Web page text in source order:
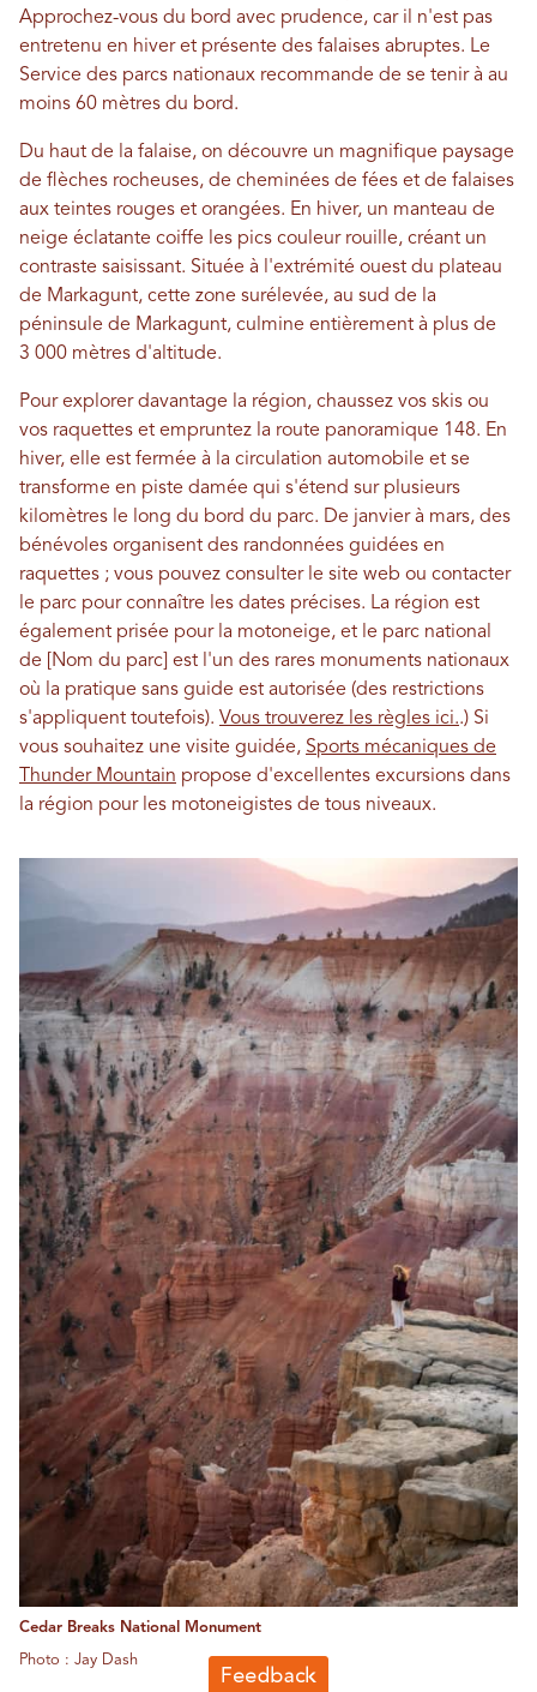
Approchez-vous du bord avec prudence, car il n'est pas
entretenu en hiver et présente des falaises abruptes. Le
Service des parcs nationaux recommande de se tenir à au
moins 60 mètres du bord.
Du haut de la falaise, on découvre un magnifique paysage
de flèches rocheuses, de cheminées de fées et de falaises
aux teintes rouges et orangées. En hiver, un manteau de
neige éclatante coiffe les pics couleur rouille, créant un
contraste saisissant. Située à l'extrémité ouest du plateau
de Markagunt, cette zone surélevée, au sud de la
péninsule de Markagunt, culmine entièrement à plus de
3 000 mètres d'altitude.
Pour explorer davantage la région, chaussez vos skis ou
vos raquettes et empruntez la route panoramique 148. En
hiver, elle est fermée à la circulation automobile et se
transforme en piste damée qui s'étend sur plusieurs
kilomètres le long du bord du parc. De janvier à mars, des
bénévoles organisent des randonnées guidées en
raquettes ; vous pouvez consulter le site web ou contacter
le parc pour connaître les dates précises. La région est
également prisée pour la motoneige, et le parc national
de [Nom du parc] est l'un des rares monuments nationaux
où la pratique sans guide est autorisée (des restrictions
s'appliquent toutefois). Vous trouverez les règles ici..) Si
vous souhaitez une visite guidée, Sports mécaniques de
Thunder Mountain propose d'excellentes excursions dans
la région pour les motoneigistes de tous niveaux.
Cedar Breaks National Monument
Photo : Jay Dash